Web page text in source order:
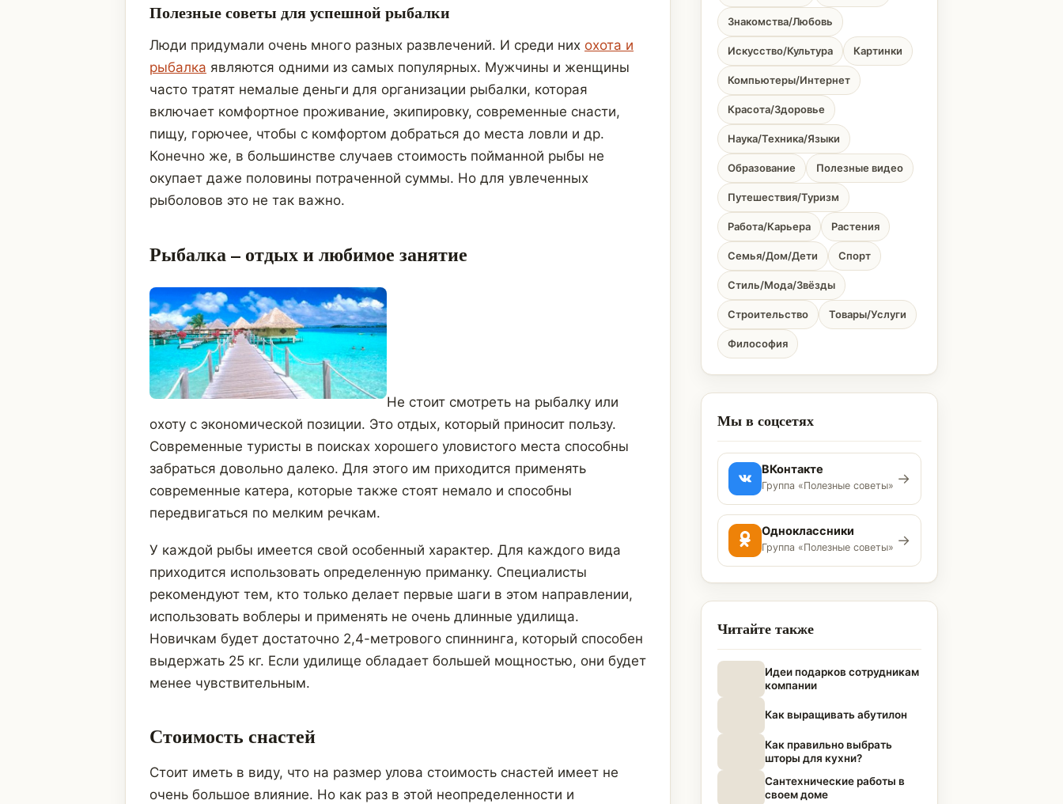
Полезные советы для успешной рыбалки
Люди придумали очень много разных развлечений. И среди них охота и
рыбалка являются одними из самых популярных. Мужчины и женщины
часто тратят немалые деньги для организации рыбалки, которая
включает комфортное проживание, экипировку, современные снасти,
пищу, горючее, чтобы с комфортом добраться до места ловли и др.
Конечно же, в большинстве случаев стоимость пойманной рыбы не
окупает даже половины потраченной суммы. Но для увлеченных
рыболовов это не так важно.
Рыбалка – отдых и любимое занятие
Не стоит смотреть на рыбалку или
охоту с экономической позиции. Это отдых, который приносит пользу.
Современные туристы в поисках хорошего уловистого места способны
забраться довольно далеко. Для этого им приходится применять
современные катера, которые также стоят немало и способны
передвигаться по мелким речкам.
У каждой рыбы имеется свой особенный характер. Для каждого вида
приходится использовать определенную приманку. Специалисты
рекомендуют тем, кто только делает первые шаги в этом направлении,
использовать воблеры и применять не очень длинные удилища.
Новичкам будет достаточно 2,4-метрового спиннинга, который способен
выдержать 25 кг. Если удилище обладает большей мощностью, они будет
менее чувствительным.
Стоимость снастей
Стоит иметь в виду, что на размер улова стоимость снастей имеет не
очень большое влияние. Но как раз в этой неопределенности и
Знакомства/Любовь
Искусство/Культура Картинки
Компьютеры/Интернет
Красота/Здоровье
Наука/Техника/Языки
Образование Полезные видео
Путешествия/Туризм
Работа/Карьера Растения
Семья/Дом/Дети Спорт
Стиль/Мода/Звёзды
Строительство Товары/Услуги
Философия
Мы в соцсетях
ВКонтакте
Группа «Полезные советы» →
Одноклассники
Группа «Полезные советы» →
Читайте также
Идеи подарков сотрудникам
компании
Как выращивать абутилон
Как правильно выбрать
шторы для кухни?
Сантехнические работы в
своем доме